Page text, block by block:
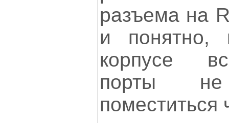
разъема на
и понятно,
корпусе
порты
поместиться